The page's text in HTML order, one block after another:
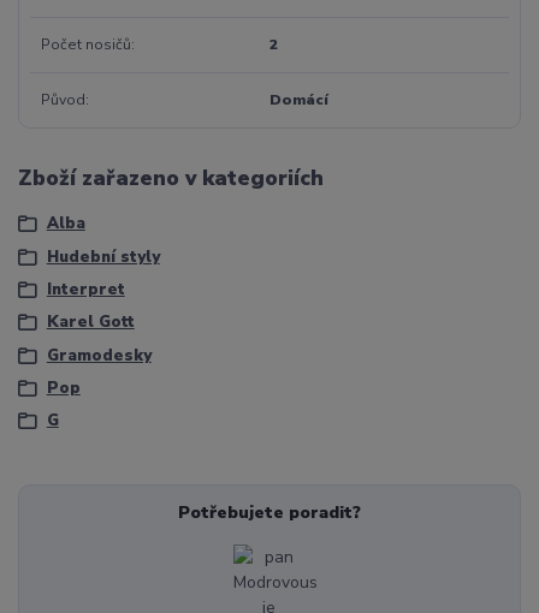
Počet nosičů 2
Původ Domácí
Zboží zařazeno v kategoriích
Alba
Hudební styly
Interpret
Karel Gott
Gramodesky
Pop
G
Potřebujete poradit?